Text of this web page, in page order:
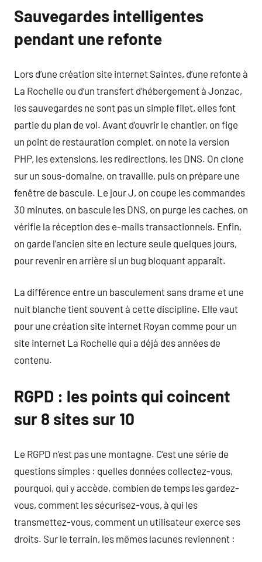
Sauvegardes intelligentes
pendant une refonte
Lors d’une création site internet Saintes, d’une refonte à
La Rochelle ou d’un transfert d’hébergement à Jonzac,
les sauvegardes ne sont pas un simple filet, elles font
partie du plan de vol. Avant d’ouvrir le chantier, on fige
un point de restauration complet, on note la version
PHP, les extensions, les redirections, les DNS. On clone
sur un sous-domaine, on travaille, puis on prépare une
fenêtre de bascule. Le jour J, on coupe les commandes
30 minutes, on bascule les DNS, on purge les caches, on
vérifie la réception des e-mails transactionnels. Enfin,
on garde l’ancien site en lecture seule quelques jours,
pour revenir en arrière si un bug bloquant apparaît.
La différence entre un basculement sans drame et une
nuit blanche tient souvent à cette discipline. Elle vaut
pour une création site internet Royan comme pour un
site internet La Rochelle qui a déjà des années de
contenu.
RGPD : les points qui coincent
sur 8 sites sur 10
Le RGPD n’est pas une montagne. C’est une série de
questions simples : quelles données collectez-vous,
pourquoi, qui y accède, combien de temps les gardez-
vous, comment les sécurisez-vous, à qui les
transmettez-vous, comment un utilisateur exerce ses
droits. Sur le terrain, les mêmes lacunes reviennent :